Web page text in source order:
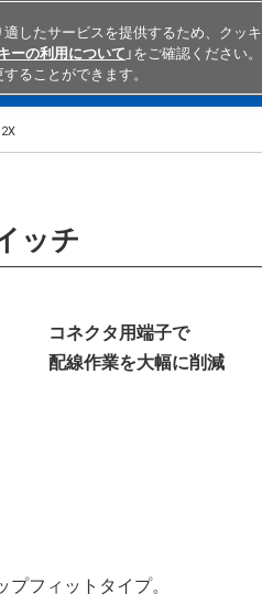
テクニカルサポート
ッチ
コネクタ用端子で
配線作業を大幅に削減
フィットタイプ。
したサービスを提供するため、クッキ
ーの利用について 」をご確認ください。
ることができます。